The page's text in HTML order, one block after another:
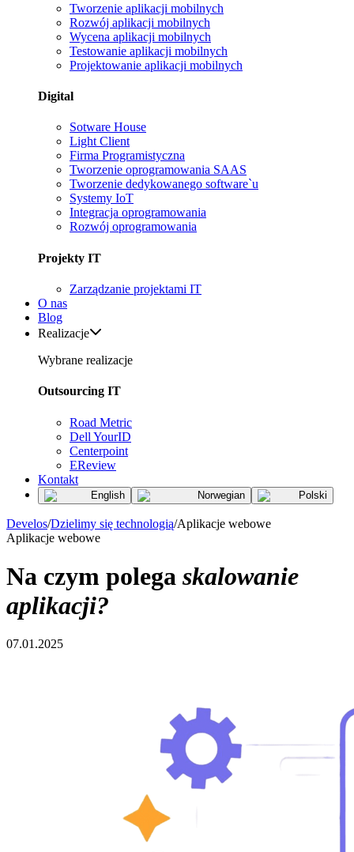
Tworzenie aplikacji mobilnych
Rozwój aplikacji mobilnych
Wycena aplikacji mobilnych
Testowanie aplikacji mobilnych
Projektowanie aplikacji mobilnych
Digital
Sotware House
Light Client
Firma Programistyczna
Tworzenie oprogramowania SAAS
Tworzenie dedykowanego software`u
Systemy IoT
Integracja oprogramowania
Rozwój oprogramowania
Projekty IT
Zarządzanie projektami IT
O nas
Blog
Realizacje
Wybrane realizacje
Outsourcing IT
Road Metric
Dell YourID
Centerpoint
EReview
Kontakt
English Norwegian Polski
Develos/Dzielimy się technologią/Aplikacje webowe
Aplikacje webowe
Na czym polega skalowanie
aplikacji?
07.01.2025